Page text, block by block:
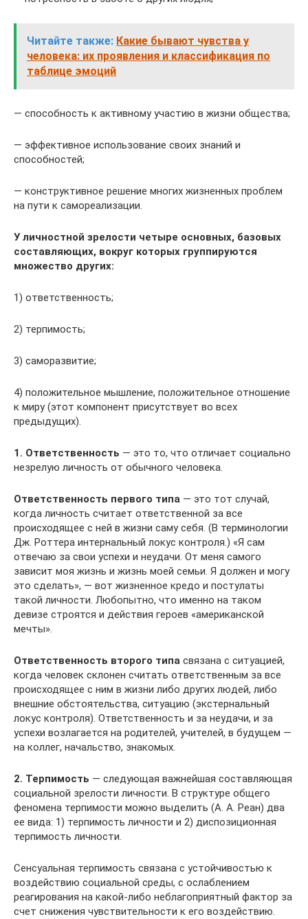
Читайте также: Какие бывают чувства у
человека: их проявления и классификация по
таблице эмоций
— способность к активному участию в жизни общества;
— эффективное использование своих знаний и
способностей;
— конструктивное решение многих жизненных проблем
на пути к самореализации.
У личностной зрелости четыре основных, базовых
составляющих, вокруг которых группируются
множество других:
1) ответственность;
2) терпимость;
3) саморазвитие;
4) положительное мышление, положительное отношение
к миру (этот компонент присутствует во всех
предыдущих).
1. Ответственность — это то, что отличает социально
незрелую личность от обычного человека.
Ответственность первого типа — это тот случай,
когда личность считает ответственной за все
происходящее с ней в жизни саму себя. (В терминологии
Дж. Роттера интернальный локус контроля.) «Я сам
отвечаю за свои успехи и неудачи. От меня самого
зависит моя жизнь и жизнь моей семьи. Я должен и могу
это сделать», — вот жизненное кредо и постулаты
такой личности. Любопытно, что именно на таком
девизе строятся и действия героев «американской
мечты».
Ответственность второго типа связана с ситуацией,
когда человек склонен считать ответственным за все
происходящее с ним в жизни либо других людей, либо
внешние обстоятельства, ситуацию (экстернальный
локус контроля). Ответственность и за неудачи, и за
успехи возлагается на родителей, учителей, в будущем —
на коллег, начальство, знакомых.
2. Терпимость — следующая важнейшая составляющая
социальной зрелости личности. В структуре общего
феномена терпимости можно выделить (А. А. Реан) два
ее вида: 1) терпимость личности и 2) диспозиционная
терпимость личности.
Сенсуальная терпимость связана с устойчивостью к
воздействию социальной среды, с ослаблением
реагирования на какой-либо неблагоприятный фактор за
счет снижения чувствительности к его воздействию.